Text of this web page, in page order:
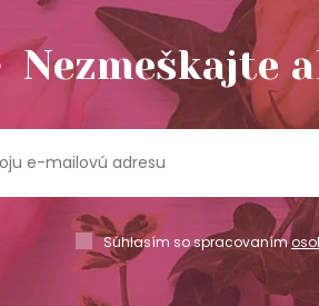
Nezmeškajte
Súhlasím so spracovaním